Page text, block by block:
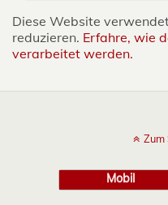
Diese Website
reduzieren. Erfahre, wie
verarbeitet werden.
Zum
Mobil